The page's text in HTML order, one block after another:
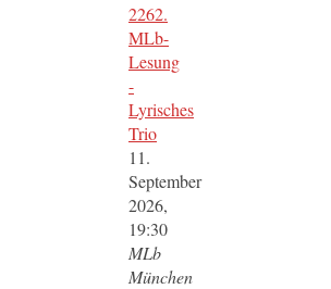
2262.
MLb-
Lesung
-
Lyrisches
Trio
11.
September
2026,
19:30
MLb
München